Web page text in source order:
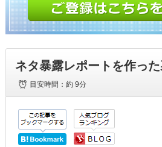
ネタ暴露レポートを作った
目安時間：約 9分